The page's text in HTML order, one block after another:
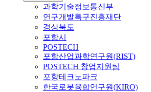
과학기술정보통신부
연구개발특구진흥재단
경상북도
포항시
POSTECH
포항산업과학연구원(RIST)
POSTECH 창업지원팀
포항테크노파크
한국로봇융합연구원(KIRO)